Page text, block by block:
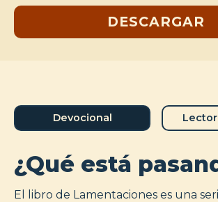
DESCARGAR
Devocional
¿Qué está
El libro de Lamentaciones es una